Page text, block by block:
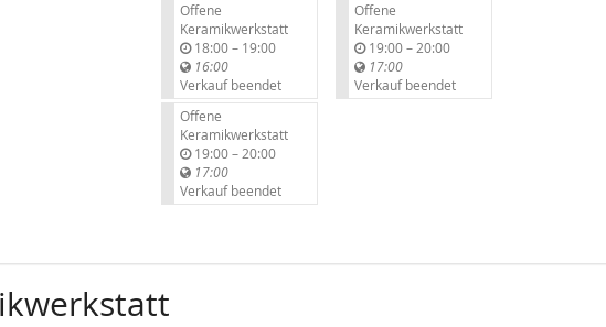
Offene
Keramikwerkstatt
18:00–b
s
19:00
16:00
Verkauf beendet
Offene
Keramikwerkstatt
19:00–b
s
20:00
17:00
Verkauf beendet
Offene
Keramikwerkstatt
19:00–b
s
20:00
17:00
Verkauf beendet